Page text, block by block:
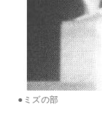
●ミズの部